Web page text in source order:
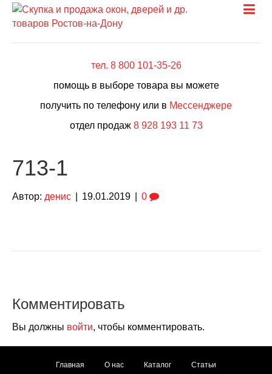
тел. 8 800 101-35-26
помощь в выборе товара вы можете
получить по телефону или в Мессенджере
отдел продаж 8 928 193 11 73
713-1
Автор: денис 19.01.2019 0
Комментировать
Вы должны войти, чтобы комментировать.
Главная О нас Каталог Статьи